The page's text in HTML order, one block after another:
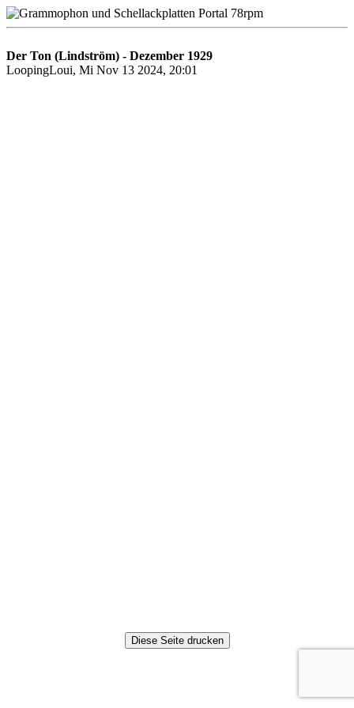
Der Ton (Lindström) - Dezember 1929
LoopingLoui, Mi Nov 13 2024, 20:01